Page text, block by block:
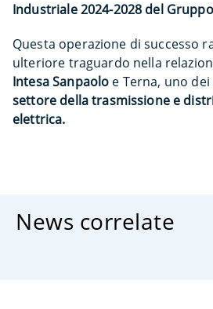
Industriale 2024-2028 del Gruppo
Questa operazione di successo
ulteriore traguardo nella
Intesa Sanpaolo e Terna, uno dei
settore della trasmissione e
elettrica.
News correlate